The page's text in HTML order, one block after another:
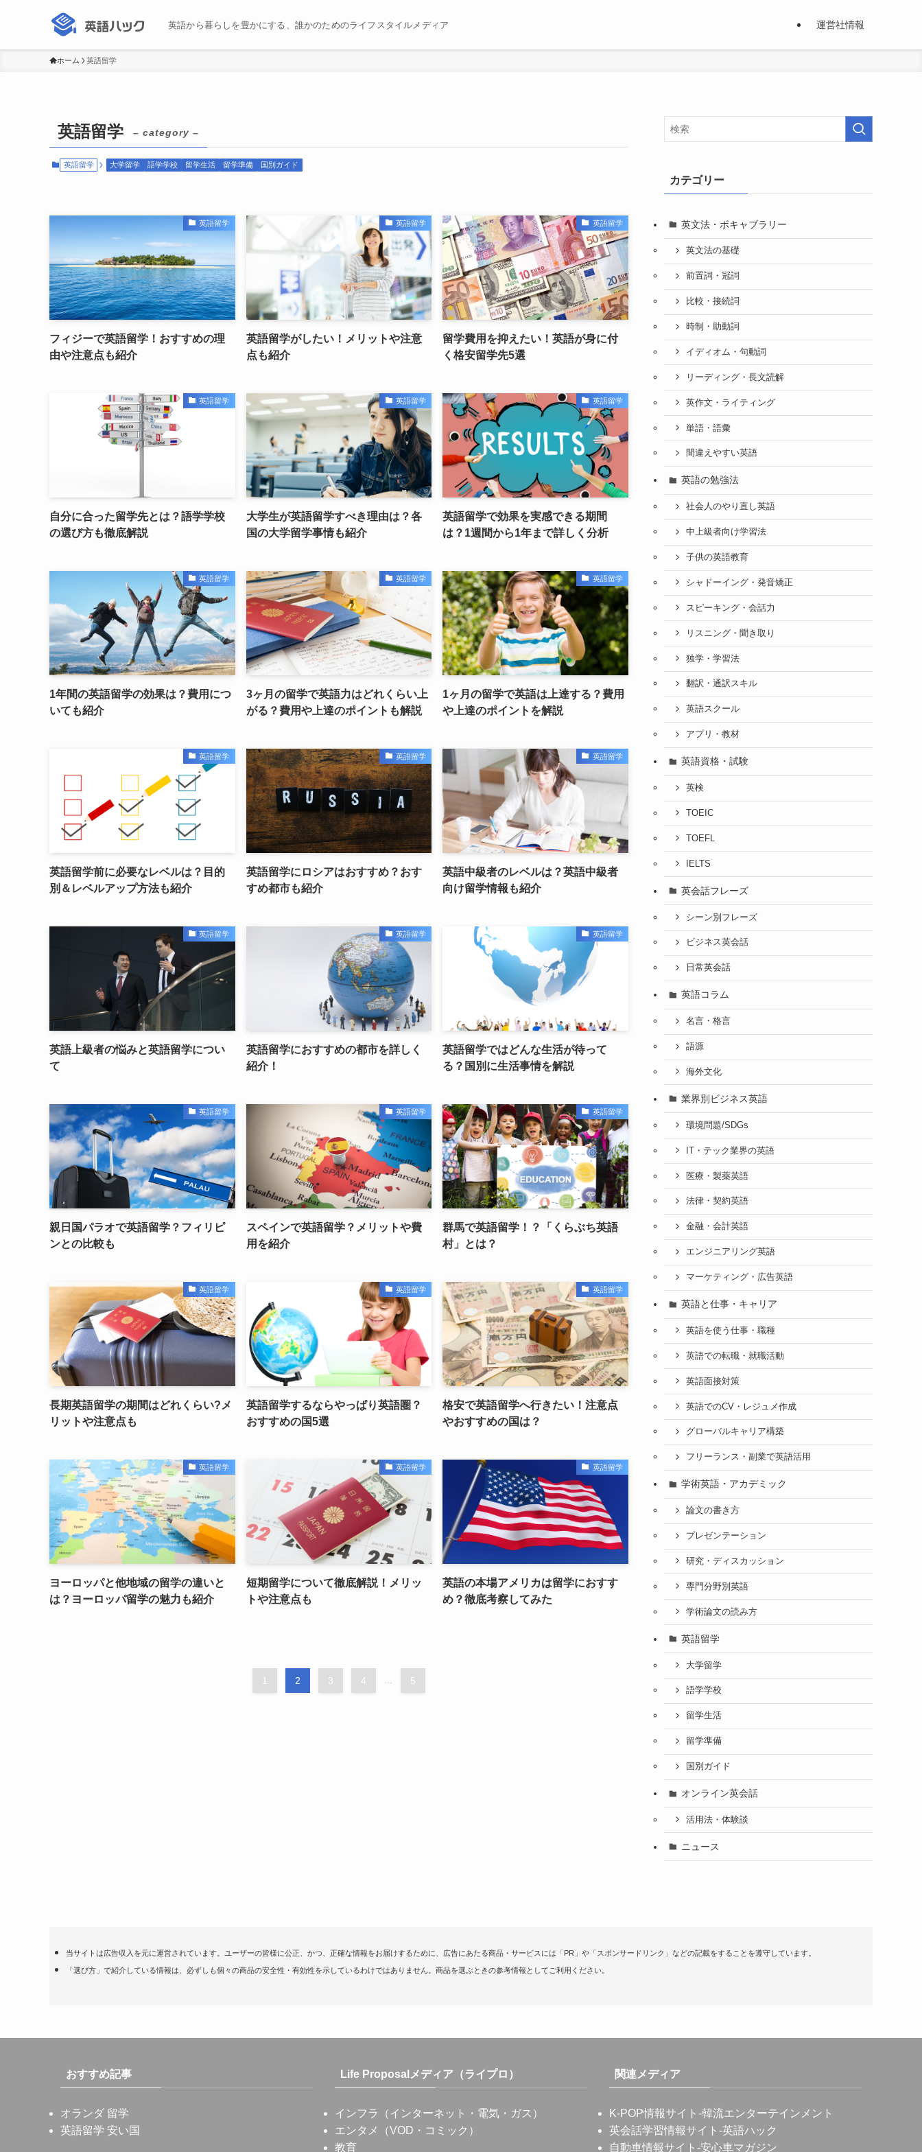
英語から暮らしを豊かにする、誰かのためのライフスタイルメディア 運営社情報
ホーム 英語留学
英語留学 – category –
英語留学 大学留学 語学学校 留学生活 留学準備 国別ガイド
英語留学
フィジーで英語留学！おすすめの理
由や注意点も紹介
英語留学
英語留学がしたい！メリットや注意
点も紹介
英語留学
留学費用を抑えたい！英語が身に付
く格安留学先5選
英語留学
自分に合った留学先とは？語学学校
の選び方も徹底解説
英語留学
大学生が英語留学すべき理由は？各
国の大学留学事情も紹介
英語留学
英語留学で効果を実感できる期間
は？1週間から1年まで詳しく分析
英語留学
1年間の英語留学の効果は？費用につ
いても紹介
英語留学
3ヶ月の留学で英語力はどれくらい上
がる？費用や上達のポイントも解説
英語留学
1ヶ月の留学で英語は上達する？費用
や上達のポイントを解説
英語留学
英語留学前に必要なレベルは？目的
別＆レベルアップ方法も紹介
英語留学
英語留学にロシアはおすすめ？おす
すめ都市も紹介
英語留学
英語中級者のレベルは？英語中級者
向け留学情報も紹介
英語留学
英語上級者の悩みと英語留学につい
て
英語留学
英語留学におすすめの都市を詳しく
紹介！
英語留学
英語留学ではどんな生活が待って
る？国別に生活事情を解説
英語留学
親日国パラオで英語留学？フィリピ
ンとの比較も
英語留学
スペインで英語留学？メリットや費
用を紹介
英語留学
群馬で英語留学！？「くらぶち英語
村」とは？
英語留学
長期英語留学の期間はどれくらい?メ
リットや注意点も
英語留学
英語留学するならやっぱり英語圏？
おすすめの国5選
英語留学
格安で英語留学へ行きたい！注意点
やおすすめの国は？
英語留学
ヨーロッパと他地域の留学の違いと
は？ヨーロッパ留学の魅力も紹介
英語留学
短期留学について徹底解説！メリッ
トや注意点も
英語留学
英語の本場アメリカは留学におすす
め？徹底考察してみた
1 2 3 4 5
カテゴリー
英文法・ボキャブラリー
英文法の基礎
前置詞・冠詞
比較・接続詞
時制・助動詞
イディオム・句動詞
リーディング・長文読解
英作文・ライティング
単語・語彙
間違えやすい英語
英語の勉強法
社会人のやり直し英語
中上級者向け学習法
子供の英語教育
シャドーイング・発音矯正
スピーキング・会話力
リスニング・聞き取り
独学・学習法
翻訳・通訳スキル
英語スクール
アプリ・教材
英語資格・試験
英検
TOEIC
TOEFL
IELTS
英会話フレーズ
シーン別フレーズ
ビジネス英会話
日常英会話
英語コラム
名言・格言
語源
海外文化
業界別ビジネス英語
環境問題/SDGs
IT・テック業界の英語
医療・製薬英語
法律・契約英語
金融・会計英語
エンジニアリング英語
マーケティング・広告英語
英語と仕事・キャリア
英語を使う仕事・職種
英語での転職・就職活動
英語面接対策
英語でのCV・レジュメ作成
グローバルキャリア構築
フリーランス・副業で英語活用
学術英語・アカデミック
論文の書き方
プレゼンテーション
研究・ディスカッション
専門分野別英語
学術論文の読み方
英語留学
大学留学
語学学校
留学生活
留学準備
国別ガイド
オンライン英会話
活用法・体験談
ニュース
当サイトは広告収入を元に運営されています。ユーザーの皆様に公正、かつ、正確な情報をお届けするために、広告にあたる商品・サービスには「PR」や「スポンサードリンク」などの記載をすることを遵守しています。
「選び方」で紹介している情報は、必ずしも個々の商品の安全性・有効性を示しているわけではありません。商品を選ぶときの参考情報としてご利用ください。
おすすめ記事
オランダ 留学
英語留学 安い国
Life Proposalメディア（ライプロ）
インフラ（インターネット・電気・ガス）
エンタメ（VOD・コミック）
教育
関連メディア
K-POP情報サイト -韓流エンターテインメント
英会話学習情報サイト -英語ハック
自動車情報サイト -安心車マガジン